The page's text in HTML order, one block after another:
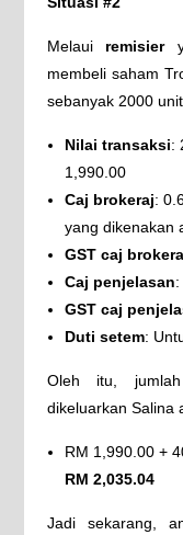
Melaui remisier
membeli saham
sebanyak 2000
Nilai transaksi:
1,990.00
Caj brokeraj:
yang dikenakan
GST caj
Caj penjelasan
GST caj
Duti setem:
Oleh itu,
dikeluarkan Salina
RM 1,990.00 +
RM 2,035.04
Jadi sekarang,